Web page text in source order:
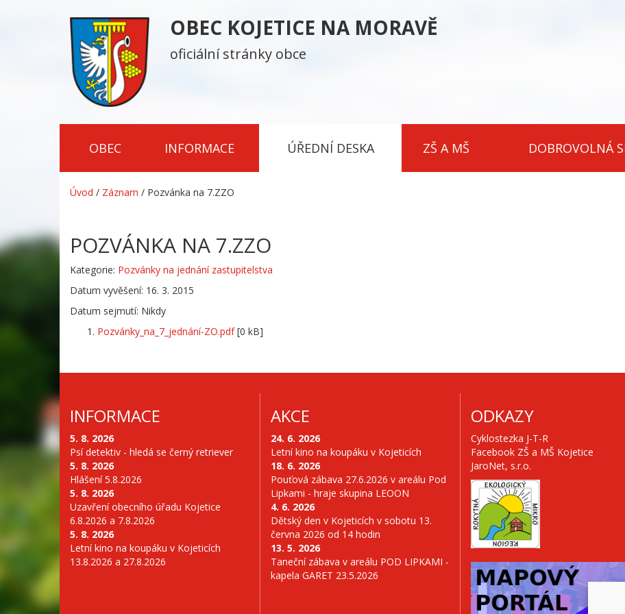
OBEC KOJETICE NA MORAVĚ
oficiální stránky obce
OBEC INFORMACE ÚŘEDNÍ DESKA ZŠ A MŠ DOBROVOLNÁ
Úvod / Záznam / Pozvánka na 7.ZZO
POZVÁNKA NA 7.ZZO
Kategorie: Pozvánky na jednání zastupitelstva
Datum vyvěšení: 16. 3. 2015
Datum sejmutí: Nikdy
Pozvánky_na_7_jednání-ZO.pdf[0 kB]
INFORMACE
5. 8. 2026
Psí detektiv - hledá se černý retriever
5. 8. 2026
Hlášení 5.8.2026
5. 8. 2026
Uzavření obecního úřadu Kojetice
6.8.2026 a 7.8.2026
5. 8. 2026
Letní kino na koupáku v Kojeticích
13.8.2026 a 27.8.2026
AKCE
24. 6. 2026
Letní kino na koupáku v Kojeticích
18. 6. 2026
Pouťová zábava 27.6.2026 v areálu Pod
Lipkami - hraje skupina LEOON
4. 6. 2026
Dětský den v Kojeticích v sobotu 13.
června 2026 od 14 hodin
13. 5. 2026
Taneční zábava v areálu POD LIPKAMI -
kapela GARET 23.5.2026
ODKAZY
Cyklostezka J-T-R
Facebook ZŠ a MŠ Kojetice
JaroNet, s.r.o.